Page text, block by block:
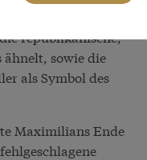
republikanische,
sowie die
als Symbol des
Maximilians Ende